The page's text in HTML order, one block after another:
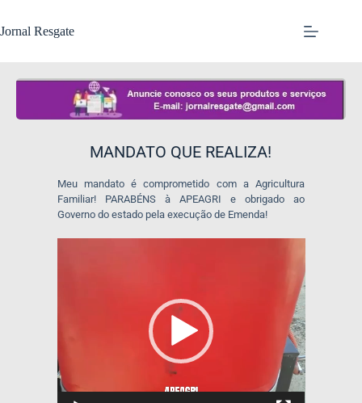
Jornal Resgate
MANDATO QUE REALIZA!
Meu mandato é comprometido com a Agricultura
Familiar! PARABÉNS à APEAGRI e obrigado ao
Governo do estado pela execução de Emenda!